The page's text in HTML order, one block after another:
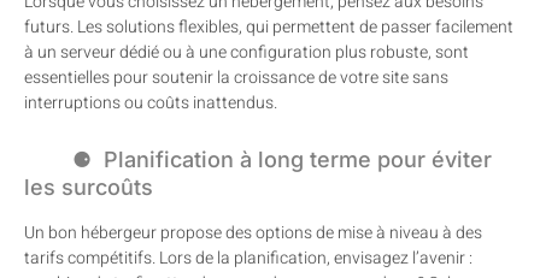
futurs. Les solutions flexibles, qui permettent de passer facilement
à un serveur dédié ou à une configuration plus robuste, sont
essentielles pour soutenir la croissance de votre site sans
interruptions ou coûts inattendus.
Planification à long terme pour éviter
les surcoûts
Un bon hébergeur propose des options de mise à niveau à des
tarifs compétitifs. Lors de la planification, envisagez l’avenir :